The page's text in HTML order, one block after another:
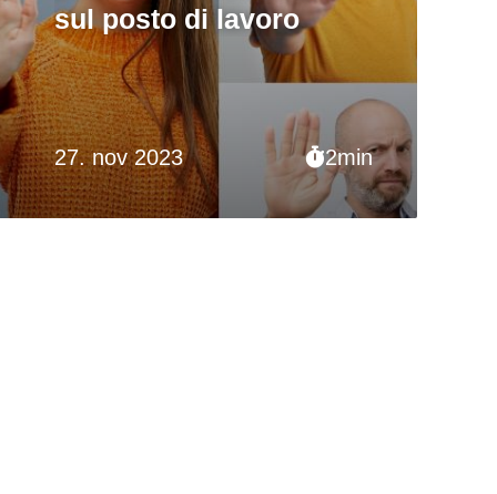
27. nov 2023 2min
sul posto di lavoro